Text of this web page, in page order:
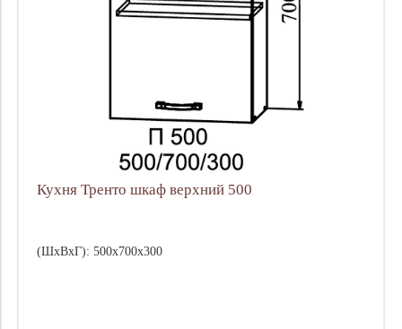
Кухня Тренто шкаф верхний 500
(ШхВхГ): 500х700х300